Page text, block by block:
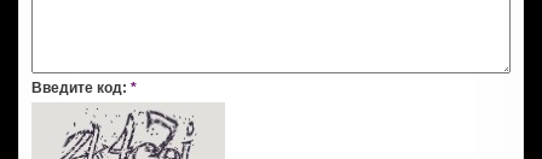
Введите код: *